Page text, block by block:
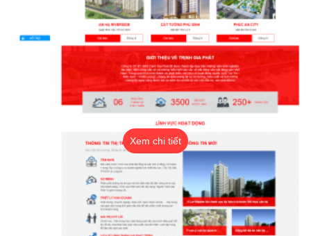
Xem chi tiết